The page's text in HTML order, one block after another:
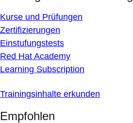
Kurse und Prüfungen
Zertifizierungen
Einstufungstests
Red Hat Academy
Learning Subscription
Trainingsinhalte erkunden
Empfohlen